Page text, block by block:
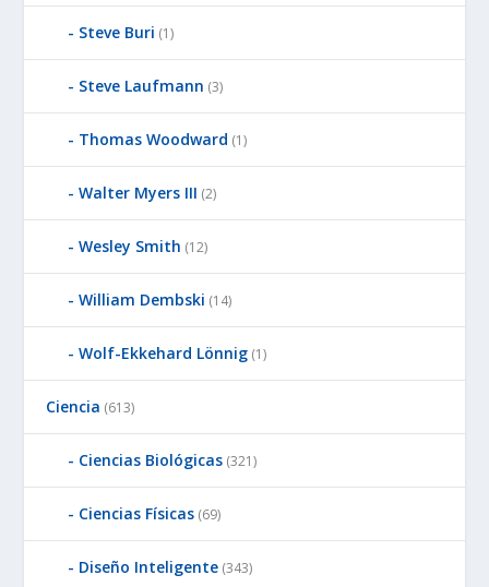
Steve Buri (1)
Steve Laufmann (3)
Thomas Woodward (1)
Walter Myers III (2)
Wesley Smith (12)
William Dembski (14)
Wolf-Ekkehard Lönnig (1)
Ciencia (613)
Ciencias Biológicas (321)
Ciencias Físicas (69)
Diseño Inteligente (343)